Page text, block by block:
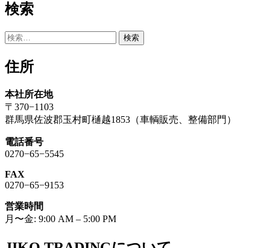
検索
検
住所
本社所在地
〒370−1103
群馬県佐波郡玉村町樋越1853（車輌販売、整備部門）
電話番号
0270−65−5545
FAX
0270−65−9153
営業時間
月〜金: 9:00 AM – 5:00 PM